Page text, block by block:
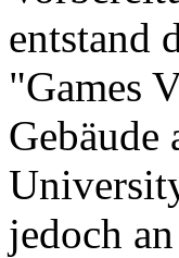
entstand
"Games
jedoch